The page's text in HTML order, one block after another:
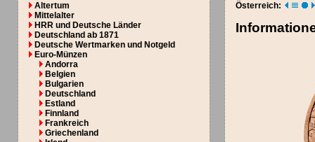
Altertum
Mittelalter
HRR und Deutsche Länder
Deutschland ab 1871
Deutsche Wertmarken und Notgeld
Euro-Münzen
Andorra
Belgien
Bulgarien
Deutschland
Estland
Finnland
Frankreich
Griechenland
Österreich: